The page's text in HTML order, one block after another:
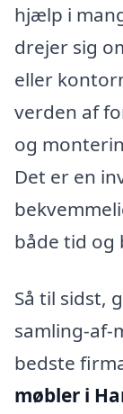
hjælp i
drejer sig
eller
verden af
og
Det er en
både tid og
Så til sidst,
samling-af-
bedste
møbler i